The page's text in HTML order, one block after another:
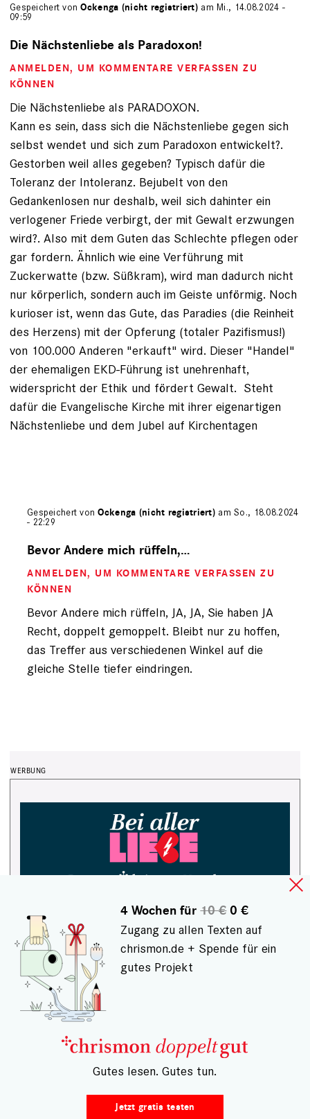
Gespeichert vonOckenga (nicht registriert) am Mi., 14.08.2024 -
09:59
Die Nächstenliebe als Paradoxon!
ANMELDEN, UM KOMMENTARE VERFASSEN ZU
KÖNNEN
Die Nächstenliebe als PARADOXON.
Kann es sein, dass sich die Nächstenliebe gegen sich
selbst wendet und sich zum Paradoxon entwickelt?.
Gestorben weil alles gegeben? Typisch dafür die
Toleranz der Intoleranz. Bejubelt von den
Gedankenlosen nur deshalb, weil sich dahinter ein
verlogener Friede verbirgt, der mit Gewalt erzwungen
wird?. Also mit dem Guten das Schlechte pflegen oder
gar fordern. Ähnlich wie eine Verführung mit
Zuckerwatte (bzw. Süßkram), wird man dadurch nicht
nur körperlich, sondern auch im Geiste unförmig. Noch
kurioser ist, wenn das Gute, das Paradies (die Reinheit
des Herzens) mit der Opferung (totaler Pazifismus!)
von 100.000 Anderen "erkauft" wird. Dieser "Handel"
der ehemaligen EKD-Führung ist unehrenhaft,
widerspricht der Ethik und fördert Gewalt. Steht
dafür die Evangelische Kirche mit ihrer eigenartigen
Nächstenliebe und dem Jubel auf Kirchentagen
Gespeichert vonOckenga (nicht registriert) am So., 18.08.2024
- 22:29
auf
Ockenga
(nicht
Bevor Andere mich rüffeln,…
ANMELDEN, UM KOMMENTARE VERFASSEN ZU
KÖNNEN
Bevor Andere mich rüffeln, JA, JA, Sie haben JA
Recht, doppelt gemoppelt. Bleibt nur zu hoffen,
das Treffer aus verschiedenen Winkel auf die
gleiche Stelle tiefer eindringen.
HÄUFIG GELESEN
4 Wochen für10 €0 €
Zugang zu allen Texten auf
chrismon.de + Spende für ein
gutes Projekt
– Gutes lesen. Gutes tun.
Jetzt gratis testen